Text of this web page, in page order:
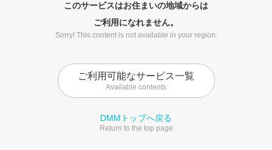
このサービスはお住まいの地域からは
ご利用になれません。
Sorry! This content is not available in your region.
ご利用可能なサービス一覧
Available contents
DMMトップへ戻る
Return to the top page